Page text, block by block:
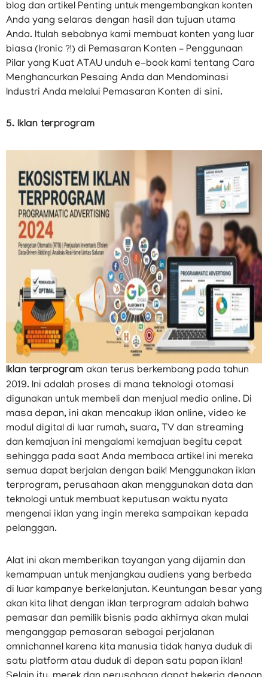
blog dan artikel Penting untuk mengembangkan konten
Anda yang selaras dengan hasil dan tujuan utama
Anda. Itulah sebabnya kami membuat konten yang luar
biasa (Ironic ?!) di Pemasaran Konten – Penggunaan
Pilar yang Kuat ATAU unduh e-book kami tentang Cara
Menghancurkan Pesaing Anda dan Mendominasi
Industri Anda melalui Pemasaran Konten di sini.
5. Iklan terprogram
Iklan terprogram akan terus berkembang pada tahun
2019. Ini adalah proses di mana teknologi otomasi
digunakan untuk membeli dan menjual media online. Di
masa depan, ini akan mencakup iklan online, video ke
modul digital di luar rumah, suara, TV dan streaming
dan kemajuan ini mengalami kemajuan begitu cepat
sehingga pada saat Anda membaca artikel ini mereka
semua dapat berjalan dengan baik! Menggunakan iklan
terprogram, perusahaan akan menggunakan data dan
teknologi untuk membuat keputusan waktu nyata
mengenai iklan yang ingin mereka sampaikan kepada
pelanggan.
Alat ini akan memberikan tayangan yang dijamin dan
kemampuan untuk menjangkau audiens yang berbeda
di luar kampanye berkelanjutan. Keuntungan besar yang
akan kita lihat dengan iklan terprogram adalah bahwa
pemasar dan pemilik bisnis pada akhirnya akan mulai
menganggap pemasaran sebagai perjalanan
omnichannel karena kita manusia tidak hanya duduk di
satu platform atau duduk di depan satu papan iklan!